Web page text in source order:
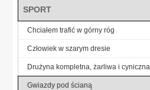
SPORT
Chciałem trafić w górny róg
Człowiek w szarym dresie
Drużyna kompletna, żarliwa i cyniczna
Gwiazdy pod ścianą